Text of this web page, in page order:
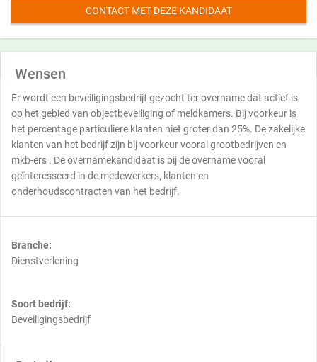
CONTACT MET DEZE KANDIDAAT
Wensen
Er wordt een beveiligingsbedrijf gezocht ter overname dat actief is
op het gebied van objectbeveiliging of meldkamers. Bij voorkeur is
het percentage particuliere klanten niet groter dan 25%. De zakelijke
klanten van het bedrijf zijn bij voorkeur vooral grootbedrijven en
mkb-ers . De overnamekandidaat is bij de overname vooral
geïnteresseerd in de medewerkers, klanten en
onderhoudscontracten van het bedrijf.
Branche:
Dienstverlening
Soort bedrijf:
Beveiligingsbedrijf